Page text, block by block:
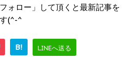
ォロー」して頂くと最新記事を
(^-^
B! LINEへ送る